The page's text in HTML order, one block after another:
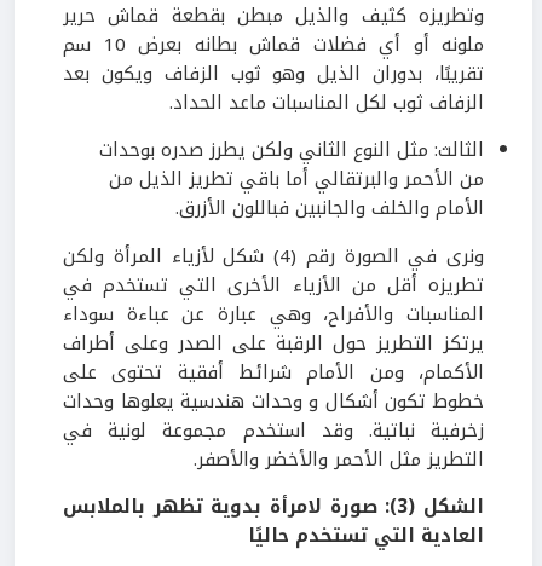
وتطريزه كثيف والذيل مبطن بقطعة قماش حرير
ملونه أو أي فضلات قماش بطانه بعرض 10 سم
تقريبًا، بدوران الذيل وهو ثوب الزفاف ويكون بعد
الزفاف ثوب لكل المناسبات ماعد الحداد.
الثالث: مثل النوع الثاني ولكن يطرز صدره بوحدات
من الأحمر والبرتقالي أما باقي تطريز الذيل من
الأمام والخلف والجانبين فباللون الأزرق.
ونرى في الصورة رقم (4) شكل لأزياء المرأة ولكن
تطريزه أقل من الأزياء الأخرى التي تستخدم في
المناسبات والأفراح، وهي عبارة عن عباءة سوداء
يرتكز التطريز حول الرقبة على الصدر وعلى أطراف
الأكمام، ومن الأمام شرائط أفقية تحتوى على
خطوط تكون أشكال و وحدات هندسية يعلوها وحدات
زخرفية نباتية. وقد استخدم مجموعة لونية في
التطريز مثل الأحمر والأخضر والأصفر.
الشكل (3): صورة لامرأة بدوية تظهر بالملابس
العادية التي تستخدم حاليًا